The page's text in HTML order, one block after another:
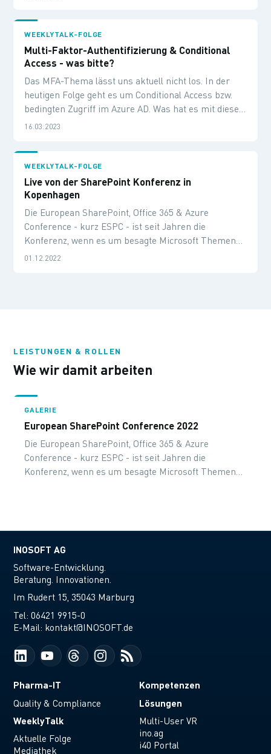
WEEKLYTALK-FOLGE
Multi-Faktor-Authentifizierung & Conditional
Access - was bitte?
Das MFA-Thema lässt uns aktuell nicht los. In der
heutigen Folge geht es um Conditional Access bzw.
bedingten Zugriff im Azure AD. Was hat es mit dieser
Zugriffssteuerung auf sich? Wie lässt sich eine erste
und Nachteile dieses Verfahrens.
16.03.2023
WEEKLYTALK-FOLGE
Live von der SharePoint Konferenz in
Kopenhagen
Die European SharePoint, Office 365 & Azure
Conference - kurz ESPC - ist seit Jahren die
Konferenz, wenn es um besagte Microsoft Themen
und Produkte geht. Auch in diesem Jahr ist wieder
01.12.2022
LEISTUNGEN & ROLLEN
Wie wir damit arbeiten
GALERIE
European SharePoint Conference 2022
Die European SharePoint, Office 365 & Azure
Conference - kurz ESPC - ist seit Jahren die
Konferenz, wenn es um besagte Microsoft Themen
INOSOFT AG
Software-Entwicklung.
Beratung. Innovationen.
Im Rudert 15, 35043 Marburg
Tel:06421 9915-0
E-Mail: kontakt@INOSOFT.de
Pharma-IT
Quality & Compliance
WeeklyTalk
Aktuelle Folge
Mediathek
Kompetenzen
Lösungen
Multi-User VR
ino.ag
i40 Portal